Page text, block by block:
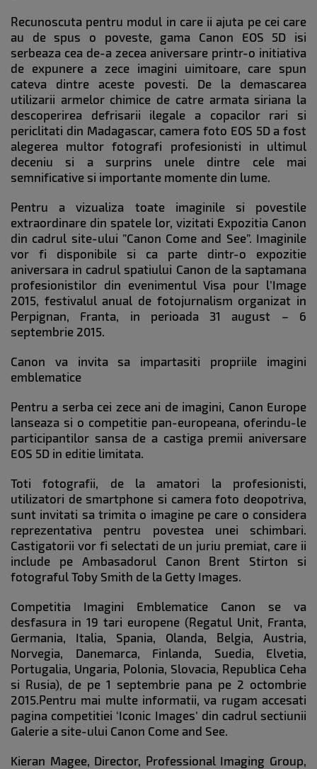
Recunoscuta pentru modul in care ii ajuta pe cei care
au de spus o poveste, gama Canon EOS 5D isi
serbeaza cea de-a zecea aniversare printr-o initiativa
de expunere a zece imagini uimitoare, care spun
cateva dintre aceste povesti. De la demascarea
utilizarii armelor chimice de catre armata siriana la
descoperirea defrisarii ilegale a copacilor rari si
periclitati din Madagascar, camera foto EOS 5D a fost
alegerea multor fotografi profesionisti in ultimul
deceniu si a surprins unele dintre cele mai
semnificative si importante momente din lume.
Pentru a vizualiza toate imaginile si povestile
extraordinare din spatele lor, vizitati Expozitia Canon
din cadrul site-ului ”Canon Come and See”. Imaginile
vor fi disponibile si ca parte dintr-o expozitie
aniversara in cadrul spatiului Canon de la saptamana
profesionistilor din evenimentul Visa pour l’Image
2015, festivalul anual de fotojurnalism organizat in
Perpignan, Franta, in perioada 31 august – 6
septembrie 2015.
Canon va invita sa impartasiti propriile imagini
emblematice
Pentru a serba cei zece ani de imagini, Canon Europe
lanseaza si o competitie pan-europeana, oferindu-le
participantilor sansa de a castiga premii aniversare
EOS 5D in editie limitata.
Toti fotografii, de la amatori la profesionisti,
utilizatori de smartphone si camera foto deopotriva,
sunt invitati sa trimita o imagine pe care o considera
reprezentativa pentru povestea unei schimbari.
Castigatorii vor fi selectati de un juriu premiat, care ii
include pe Ambasadorul Canon Brent Stirton si
fotograful Toby Smith de la Getty Images.
Competitia Imagini Emblematice Canon se va
desfasura in 19 tari europene (Regatul Unit, Franta,
Germania, Italia, Spania, Olanda, Belgia, Austria,
Norvegia, Danemarca, Finlanda, Suedia, Elvetia,
Portugalia, Ungaria, Polonia, Slovacia, Republica Ceha
si Rusia), de pe 1 septembrie pana pe 2 octombrie
2015.Pentru mai multe informatii, va rugam accesati
pagina competitiei ‘Iconic Images’ din cadrul sectiunii
Galerie a site-ului Canon Come and See.
Kieran Magee, Director, Professional Imaging Group,